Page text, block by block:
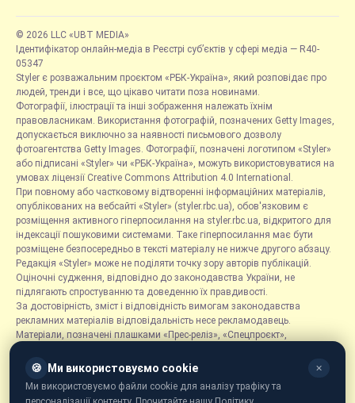
© 2026 LLC «UBT MEDIA»
Ідентифікатор онлайн-медіа в Реєстрі суб’єктів у сфері медіа — R40-
05347
Styler є розважальним проєктом «РБК-Україна», який розповідає про
людей, тренди і все, що цікаво читати поза новинами.
Фотографії, ілюстрації та інші зображення належать їхнім
правовласникам. Використання фотографій, позначених Getty Images,
допускається виключно за наявності письмового дозволу
фотоагентства Getty Images. Фотографії, позначені логотипом «Styler»
або підписані «Styler» чи «РБК-Україна», можуть використовуватися на
умовах ліцензії Creative Commons Attribution 4.0 International.
При повному або частковому відтворенні інформаційних матеріалів,
опублікованих на вебсайті «Styler» (styler.rbc.ua), обов'язковим є
розміщення активного гіперпосилання на styler.rbc.ua, відкритого для
індексації пошуковими системами. Таке гіперпосилання має бути
розміщене безпосередньо в тексті матеріалу не нижче другого абзацу.
Редакція «Styler» може не поділяти точку зору авторів публікацій.
Оціночні судження, відповідно до законодавства України, не
підлягають спростуванню та доведенню їх правдивості.
За достовірність, зміст і відповідність вимогам законодавства
рекламних матеріалів відповідальність несе рекламодавець.
Матеріали, позначені плашками «Прес-реліз», «Спецпроєкт»,
розміщуються на правах реклами.
Рубрика «Новини компаній» є інформаційним форматом, що містить
новини, повідомлення та оголошення, пов'язані з діяльністю
🍪 Ми використовуємо cookie ✕
Ми використовуємо файли cookie для аналізу трафіку та